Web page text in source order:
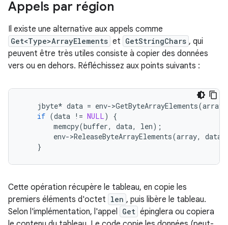
Appels par région
Il existe une alternative aux appels comme
Get<Type>ArrayElements et GetStringChars , qui
peuvent être très utiles consiste à copier des données
vers ou en dehors. Réfléchissez aux points suivants :
jbyte* data = env->GetByteArrayElements(array
if (data != NULL)
{
memcpy(buffer, data, len);
env->ReleaseByteArrayElements(array, data
}
Cette opération récupère le tableau, en copie les
premiers éléments d'octet len , puis libère le tableau.
Selon l'implémentation, l'appel Get épinglera ou copiera